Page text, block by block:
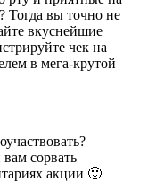
Тогда вы точно не
вкуснейшие
чек на
в мега-крутой
сорвать
акции 🙂